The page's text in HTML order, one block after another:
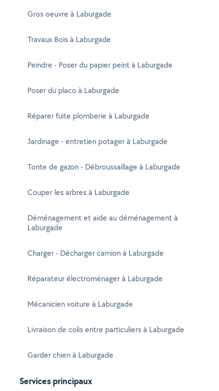
Gros oeuvre à Laburgade
Travaux Bois à Laburgade
Peindre - Poser du papier peint à Laburgade
Poser du placo à Laburgade
Réparer fuite plomberie à Laburgade
Jardinage - entretien potager à Laburgade
Tonte de gazon - Débroussaillage à Laburgade
Couper les arbres à Laburgade
Déménagement et aide au déménagement à
Laburgade
Charger - Décharger camion à Laburgade
Réparateur électroménager à Laburgade
Mécanicien voiture à Laburgade
Livraison de colis entre particuliers à Laburgade
Garder chien à Laburgade
Services principaux